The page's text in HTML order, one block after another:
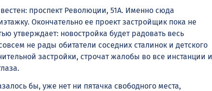
проспект Революции, 51А. Именно сюда
Окончательно ее проект застройщик пока не
утверждает: новостройка будет радовать весь
не рады обитатели соседних сталинок и детского
застройки, строчат жалобы во все инстанции и
бы, уже нет ни пятачка свободного места,